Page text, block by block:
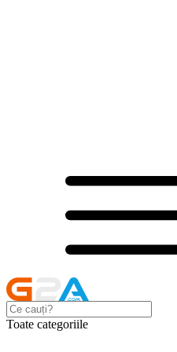
Toate categoriile